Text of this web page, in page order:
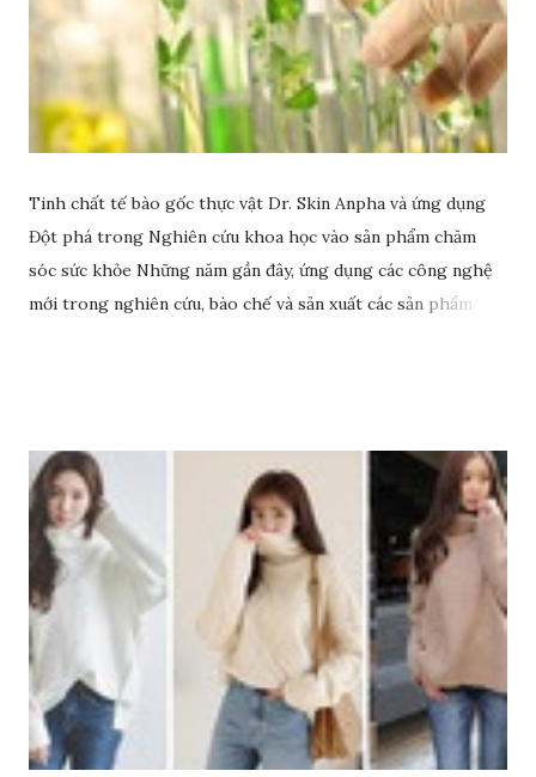
Tinh chất tế bào gốc thực vật Dr. Skin Anpha và ứng dụng
Đột phá trong Nghiên cứu khoa học vào sản phẩm chăm
sóc sức khỏe Những năm gần đây, ứng dụng các công nghệ
mới trong nghiên cứu, bào chế và sản xuất các sản phẩm
tiêu biểu. Đơn vị này đã ứng dụng rất nhiều các nghiên cứu
khoa học trong việc sản xuất, phát triển các sản phẩm chăm
sóc sức khỏe và đem lại nhiều thành tựu giá trị, đặc biệt là
công nghệ tế bào gốc.